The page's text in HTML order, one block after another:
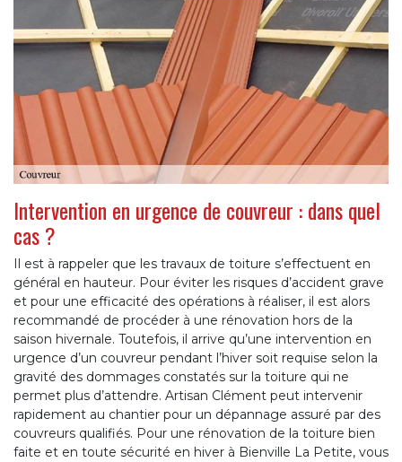
Intervention en urgence de couvreur : dans quel
cas ?
Il est à rappeler que les travaux de toiture s’effectuent en
général en hauteur. Pour éviter les risques d’accident grave
et pour une efficacité des opérations à réaliser, il est alors
recommandé de procéder à une rénovation hors de la
saison hivernale. Toutefois, il arrive qu’une intervention en
urgence d’un couvreur pendant l’hiver soit requise selon la
gravité des dommages constatés sur la toiture qui ne
permet plus d’attendre. Artisan Clément peut intervenir
rapidement au chantier pour un dépannage assuré par des
couvreurs qualifiés. Pour une rénovation de la toiture bien
faite et en toute sécurité en hiver à Bienville La Petite, vous